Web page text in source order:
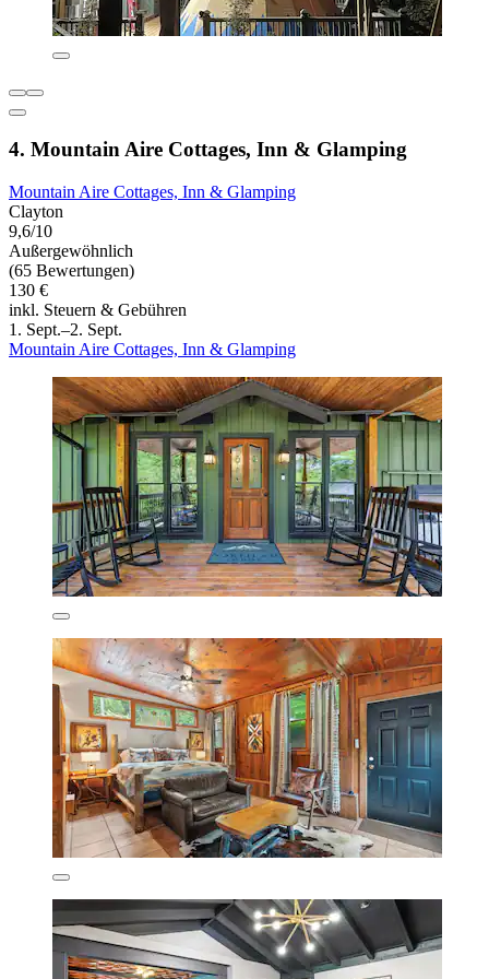
4. Mountain Aire Cottages, Inn & Glamping
Mountain Aire Cottages, Inn & Glamping
Clayton
9,6/10
Außergewöhnlich
(65 Bewertungen)
130 €
inkl. Steuern & Gebühren
1. Sept.–2. Sept.
Mountain Aire Cottages, Inn & Glamping